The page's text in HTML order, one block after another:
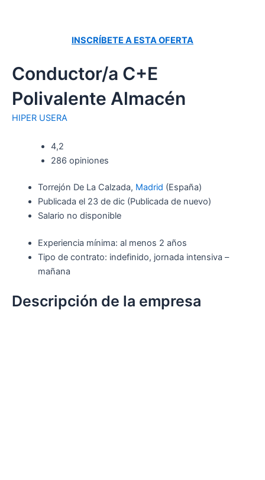
INSCRÍBETE A ESTA OFERTA
Conductor/a C+E
Polivalente Almacén
HIPER USERA
4,2
286 opiniones
Torrejón De La Calzada, Madrid (España)
Publicada el 23 de dic(Publicada de nuevo)
Salario no disponible
Experiencia mínima: al menos 2 años
Tipo de contrato: indefinido, jornada intensiva –
mañana
Descripción de la empresa